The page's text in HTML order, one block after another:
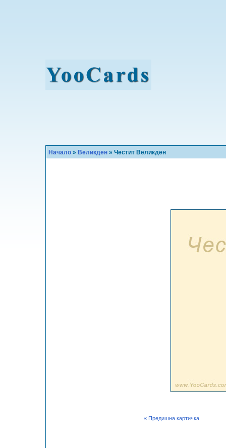
Начало » Великден » Честит Великден
« Предишна картичка